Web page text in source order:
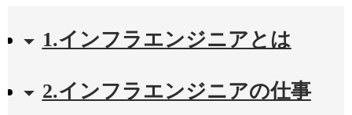
1.インフラエンジニアとは
2.インフラエンジニアの仕事